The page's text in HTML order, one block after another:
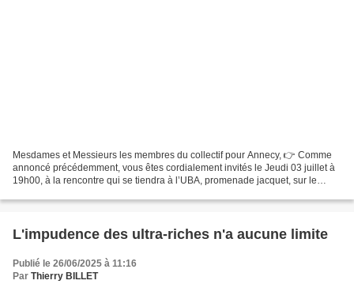
Mesdames et Messieurs les membres du collectif pour Annecy, 👉 Comme
annoncé précédemment, vous êtes cordialement invités le Jeudi 03 juillet à
19h00, à la rencontre qui se tiendra à l’UBA, promenade jacquet, sur le
L'impudence des ultra-riches n'a aucune limite
Publié le 26/06/2025 à 11:16
Par Thierry BILLET